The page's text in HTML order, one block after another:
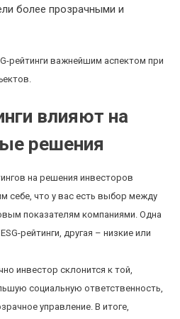
более прозрачными и
рейтинги важнейшим аспектом при
влияют на
решения
на решения инвесторов
себе, что у вас есть выбор между
показателям компаниями. Одна
рейтинги, другая – низкие или
инвестор склонится к той,
социальную ответственность,
управление. В итоге,